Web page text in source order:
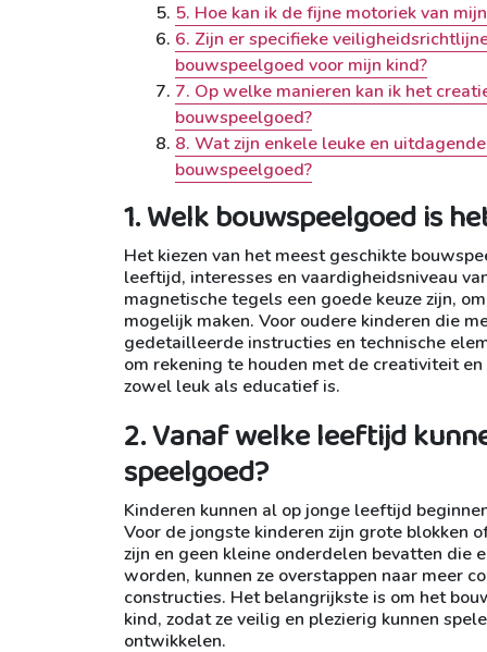
5. Hoe kan ik de fijne motoriek van
6. Zijn er specifieke
bouwspeelgoed voor mijn kind?
7. Op welke manieren kan ik het
bouwspeelgoed?
8. Wat zijn enkele leuke en
bouwspeelgoed?
1. Welk bouwspeelgoed is
Het kiezen van het meest geschikte
leeftijd, interesses en vaardigheidsniveau
magnetische tegels een goede keuze zijn,
mogelijk maken. Voor oudere kinderen die
gedetailleerde instructies en technische
om rekening te houden met de creativiteit
zowel leuk als educatief is.
2. Vanaf welke leeftijd
speelgoed?
Kinderen kunnen al op jonge leeftijd
Voor de jongste kinderen zijn grote blokken
zijn en geen kleine onderdelen bevatten die
worden, kunnen ze overstappen naar meer
constructies. Het belangrijkste is om het
kind, zodat ze veilig en plezierig kunnen
ontwikkelen.